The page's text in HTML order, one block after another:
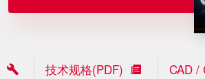
技术规格(PDF) CAD /